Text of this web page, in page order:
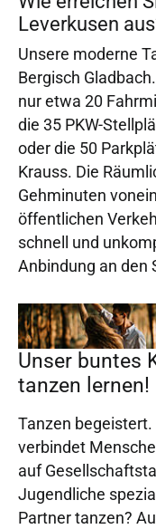
Leverkusen
Unsere moderne
Bergisch
nur etwa 20
die 35 PKW-
oder die 50
Krauss. Die
Gehminuten
öffentlichen
schnell und
Anbindung an den
Unser buntes
tanzen lernen!
Tanzen
verbindet
auf
Jugendliche
Partner tanzen?